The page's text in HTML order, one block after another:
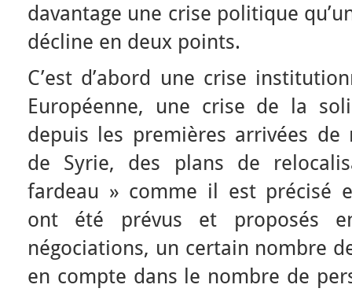
davantage une crise politique
décline en deux points.
C’est d’abord une crise
Européenne, une crise de la
depuis les premières arrivées de
de Syrie, des plans de
fardeau » comme il est précisé
ont été prévus et proposés
négociations, un certain nombre
en compte dans le nombre de